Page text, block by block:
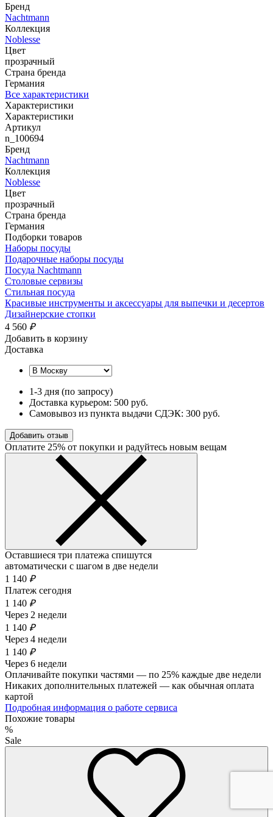
Бренд
Nachtmann
Коллекция
Noblesse
Цвет
прозрачный
Страна бренда
Германия
Все характеристики
Характеристики
Характеристики
Артикул
n_100694
Бренд
Nachtmann
Коллекция
Noblesse
Цвет
прозрачный
Страна бренда
Германия
Подборки товаров
Наборы посуды
Подарочные наборы посуды
Посуда Nachtmann
Столовые сервизы
Стильная посуда
Красивые инструменты и аксессуары для выпечки и десертов
Дизайнерские стопки
4 560 ₽
Добавить в корзину
Доставка
1-3 дня (по запросу)
Доставка курьером: 500 руб.
Самовывоз из пункта выдачи СДЭК: 300 руб.
Добавить отзыв
Оплатите 25% от покупки и радуйтесь новым вещам
Оставшиеся три платежа спишутся
автоматически с шагом в две недели
1 140 ₽
Платеж сегодня
1 140 ₽
Через 2 недели
1 140 ₽
Через 4 недели
1 140 ₽
Через 6 недели
Оплачивайте покупки частями — по 25% каждые две недели
Никаких дополнительных платежей — как обычная оплата
картой
Подробная информация о работе сервиса
Похожие товары
%
Sale